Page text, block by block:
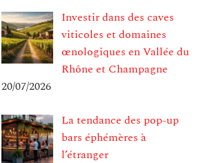
Investir dans des caves
viticoles et domaines
œnologiques en Vallée du
Rhône et Champagne
20/07/2026
La tendance des pop-up
bars éphémères à
l’étranger